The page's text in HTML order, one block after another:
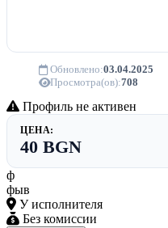
Обновлено:03.04.2025
Просмотра(ов):708
Профиль не активен
ЦЕНА:
40 BGN
ф
фыв
У исполнителя
Без комиссии